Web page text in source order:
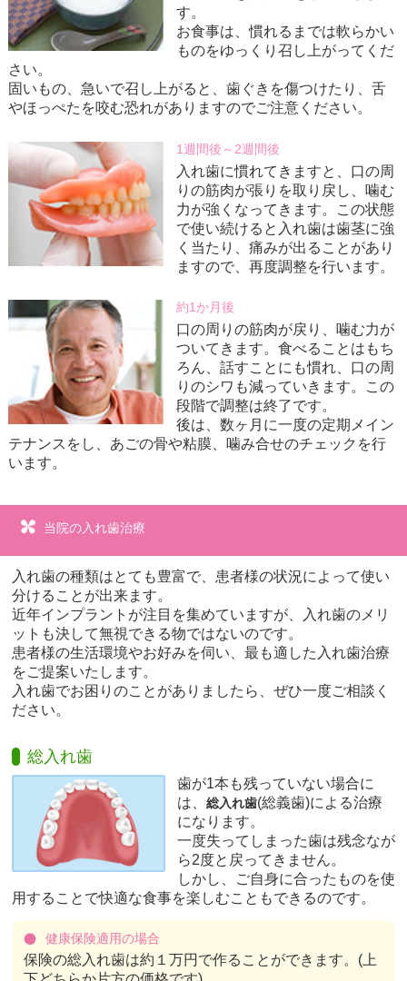
す。
お食事は、慣れるまでは軟らかい
ものをゆっくり召し上がってくだ
さい。
固いもの、急いで召し上がると、歯ぐきを傷つけたり、舌
やほっぺたを咬む恐れがありますのでご注意ください。
1週間後～2週間後
入れ歯に慣れてきますと、口の周
りの筋肉が張りを取り戻し、噛む
力が強くなってきます。この状態
で使い続けると入れ歯は歯茎に強
く当たり、痛みが出ることがあり
ますので、再度調整を行います。
約1か月後
口の周りの筋肉が戻り、噛む力が
ついてきます。食べることはもち
ろん、話すことにも慣れ、口の周
りのシワも減っていきます。この
段階で調整は終了です。
後は、数ヶ月に一度の定期メイン
テナンスをし、あごの骨や粘膜、噛み合せのチェックを行
います。
当院の入れ歯治療
入れ歯の種類はとても豊富で、患者様の状況によって使い
分けることが出来ます。
近年インプラントが注目を集めていますが、入れ歯のメリ
ットも決して無視できる物ではないのです。
患者様の生活環境やお好みを伺い、最も適した入れ歯治療
をご提案いたします。
入れ歯でお困りのことがありましたら、ぜひ一度ご相談く
ださい。
総入れ歯
歯が1本も残っていない場合に
は、 総入れ歯(総義歯)による治療
になります。
一度失ってしまった歯は残念なが
ら2度と戻ってきません。
しかし、ご自身に合ったものを使
用することで快適な食事を楽しむこともできるのです。
健康保険適用の場合
保険の総入れ歯は約１万円で作ることができます。(上